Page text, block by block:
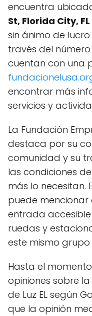
encuentra
St, Florida City,
sin ánimo de
través del número
cuentan con una
encontrar más
servicios y
La Fundación
destaca por su
comunidad y su
las condiciones
más lo necesitan.
puede
entrada
ruedas y
este mismo
Hasta el
opiniones sobre
de Luz EL según
que la opinión